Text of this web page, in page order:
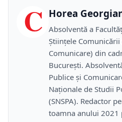
C Horea
Absolventă a
Științele Comunicării
Comunicare) din
București.
Publice și
Naţionale de Studii
(SNSPA). Redactor
toamna anului 2021